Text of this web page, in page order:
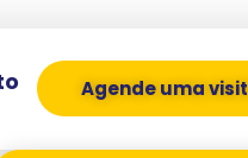
Agende uma